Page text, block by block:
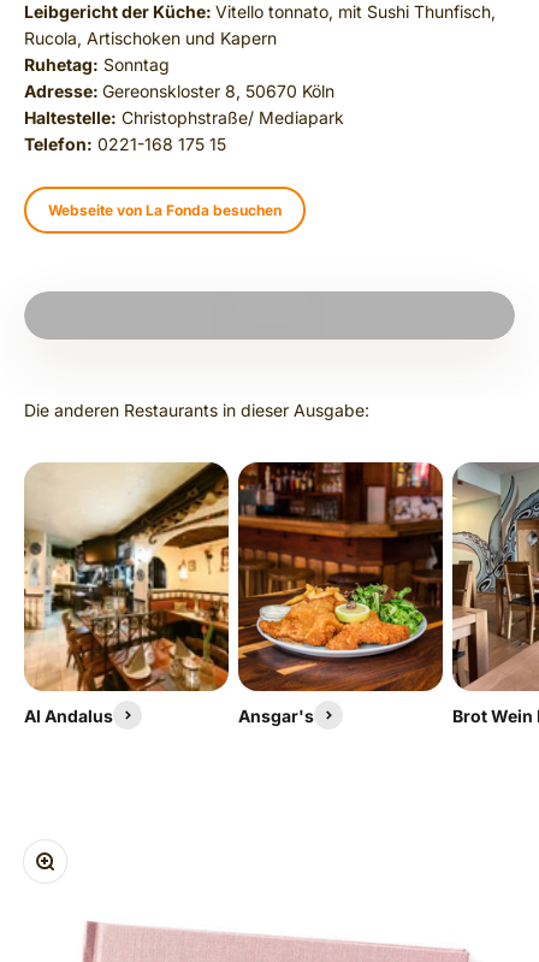
Leibgericht der Küche: Vitello tonnato, mit Sushi Thunfisch,
Rucola, Artischoken und Kapern
Ruhetag: Sonntag
Adresse: Gereonskloster 8, 50670 Köln
Haltestelle: Christophstraße/ Mediapark
Telefon: 0221-168 175 15
Webseite von La Fonda besuchen
Al Andalus Ansgar's Brot Wein
ZOOM